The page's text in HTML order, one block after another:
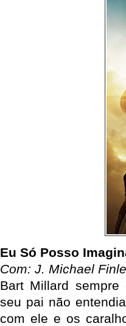
Eu Só Posso
Com: J. Michael
Bart Millard
seu pai não
com ele e os